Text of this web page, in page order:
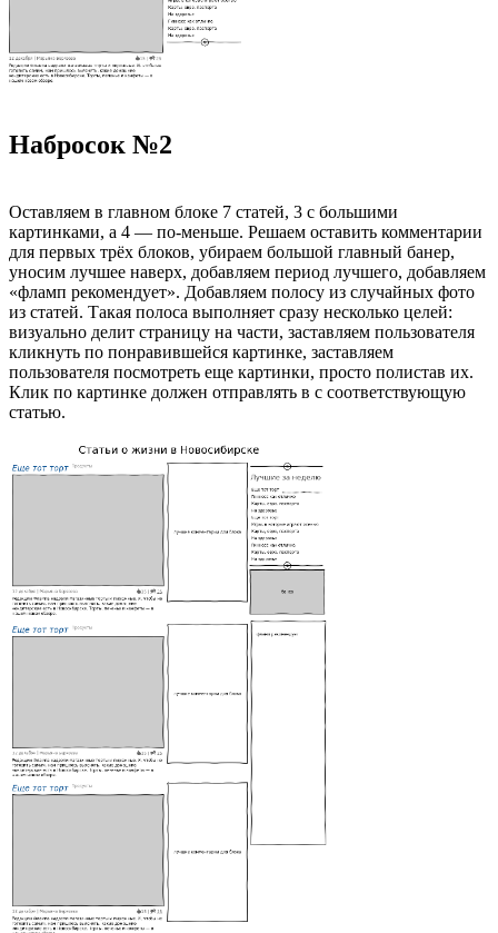
Набросок №2
Оставляем в главном блоке 7 статей, 3 с большими
картинками, а 4 — по-меньше. Решаем оставить комментарии
для первых трёх блоков, убираем большой главный банер,
уносим лучшее наверх, добавляем период лучшего, добавляем
«фламп рекомендует». Добавляем полосу из случайных фото
из статей. Такая полоса выполняет сразу несколько целей:
визуально делит страницу на части, заставляем пользователя
кликнуть по понравившейся картинке, заставляем
пользователя посмотреть еще картинки, просто полистав их.
Клик по картинке должен отправлять в с соответствующую
статью.